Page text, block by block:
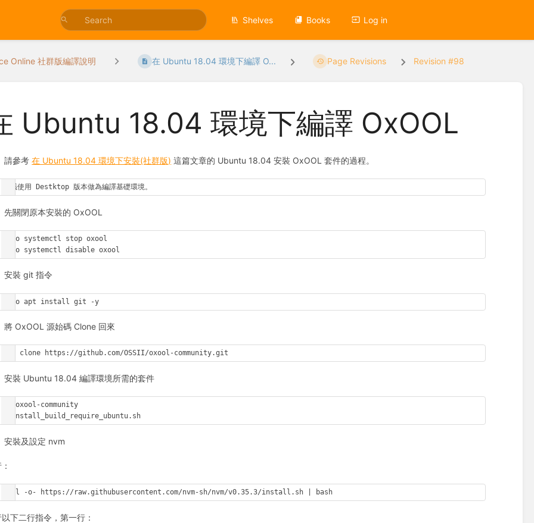
Shelves Books Log in
Online 社群版編譯說明 在 Ubuntu 18.04 環境下編譯 O... Page Revisions Revision #98
Ubuntu 18.04 環境下編譯 OxOOL
請參考在 Ubuntu 18.04 環境下安裝(社群版) 這篇文章的 Ubuntu 18.04 安裝 OxOOL 套件的過程。
建議使用 Destktop 版本做為編譯基礎環境。
先關閉原本安裝的 OxOOL
sudo systemctl stop oxool
sudo systemctl disable oxool
安裝 git 指令
sudo apt install git -y
將 OxOOL 源始碼 Clone 回來
git clone https://github.com/OSSII/oxool-community.git
安裝 Ubuntu 18.04 編譯環境所需的套件
cd oxool-community
./install_build_require_ubuntu.sh
安裝及設定 nvm
curl -o- https://raw.githubusercontent.com/nvm-sh/nvm/v0.35.3/install.sh | bash
下二行指令，第一行：